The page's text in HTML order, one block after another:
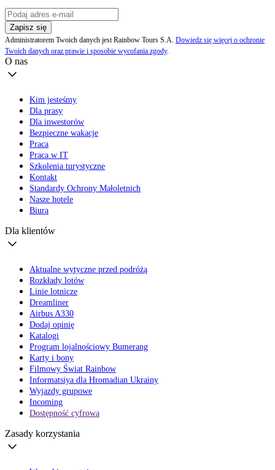
Zapisz się
Administratorem Twoich danych jest Rainbow Tours S.A. Dowiedz się więcej o ochronie
Twoich danych oraz prawie i sposobie wycofania zgody.
O nas
Kim jesteśmy
Dla prasy
Dla inwestorów
Bezpieczne wakacje
Praca
Praca w IT
Szkolenia turystyczne
Kontakt
Standardy Ochrony Małoletnich
Nasze hotele
Biura
Dla klientów
Aktualne wytyczne przed podróżą
Rozkłady lotów
Linie lotnicze
Dreamliner
Airbus A330
Dodaj opinię
Katalogi
Program lojalnościowy Bumerang
Karty i bony
Filmowy Świat Rainbow
Informatsiya dla Hromadian Ukrainy
Wyjazdy grupowe
Incoming
Dostępność cyfrowa
Zasady korzystania